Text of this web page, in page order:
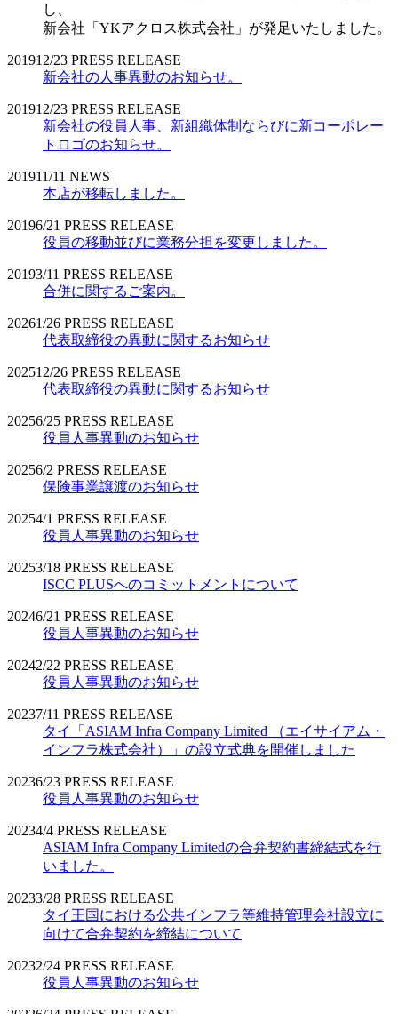
し、
新会社「YKアクロス株式会社」が発足いたしました。
201912/23 PRESS RELEASE
新会社の人事異動のお知らせ。
201912/23 PRESS RELEASE
新会社の役員人事、新組織体制ならびに新コーポレー
トロゴのお知らせ。
201911/11 NEWS
本店が移転しました。
20196/21 PRESS RELEASE
役員の移動並びに業務分担を変更しました。
20193/11 PRESS RELEASE
合併に関するご案内。
20261/26 PRESS RELEASE
代表取締役の異動に関するお知らせ
202512/26 PRESS RELEASE
代表取締役の異動に関するお知らせ
20256/25 PRESS RELEASE
役員人事異動のお知らせ
20256/2 PRESS RELEASE
保険事業譲渡のお知らせ
20254/1 PRESS RELEASE
役員人事異動のお知らせ
20253/18 PRESS RELEASE
ISCC PLUSへのコミットメントについて
20246/21 PRESS RELEASE
役員人事異動のお知らせ
20242/22 PRESS RELEASE
役員人事異動のお知らせ
20237/11 PRESS RELEASE
タイ「ASIAM Infra Company Limited （エイサイアム・
インフラ株式会社）」の設立式典を開催しました
20236/23 PRESS RELEASE
役員人事異動のお知らせ
20234/4 PRESS RELEASE
ASIAM Infra Company Limitedの合弁契約書締結式を行
いました。
20233/28 PRESS RELEASE
タイ王国における公共インフラ等維持管理会社設立に
向けて合弁契約を締結について
20232/24 PRESS RELEASE
役員人事異動のお知らせ